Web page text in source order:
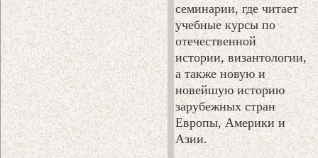
семинарии, где читает
учебные курсы по
отечественной
истории, византологии,
а также новую и
новейшую историю
зарубежных стран
Европы, Америки и
Азии.